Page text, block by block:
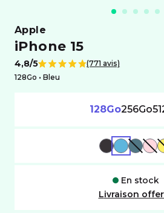
apple
iPhone 15
Note de
4,8/5
(771 avis)
128Go •
bleu
128Go256Go
NOIR BLEU VERT ROSE
En stock
Livraison